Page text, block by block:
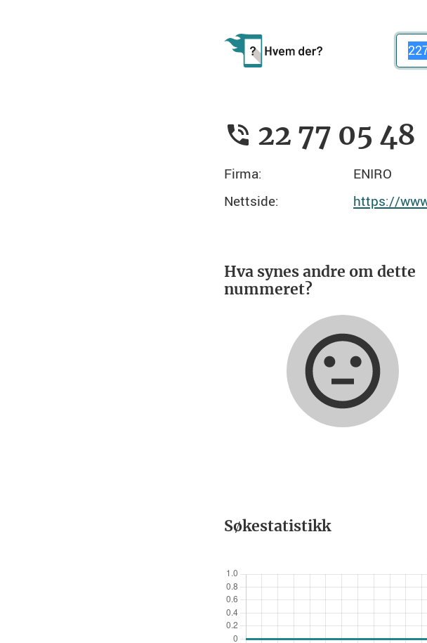
22 77 05 48
Firma:
ENIRO
Nettside:
https://
Hva synes andre om dette
nummeret?
Søkestatistikk